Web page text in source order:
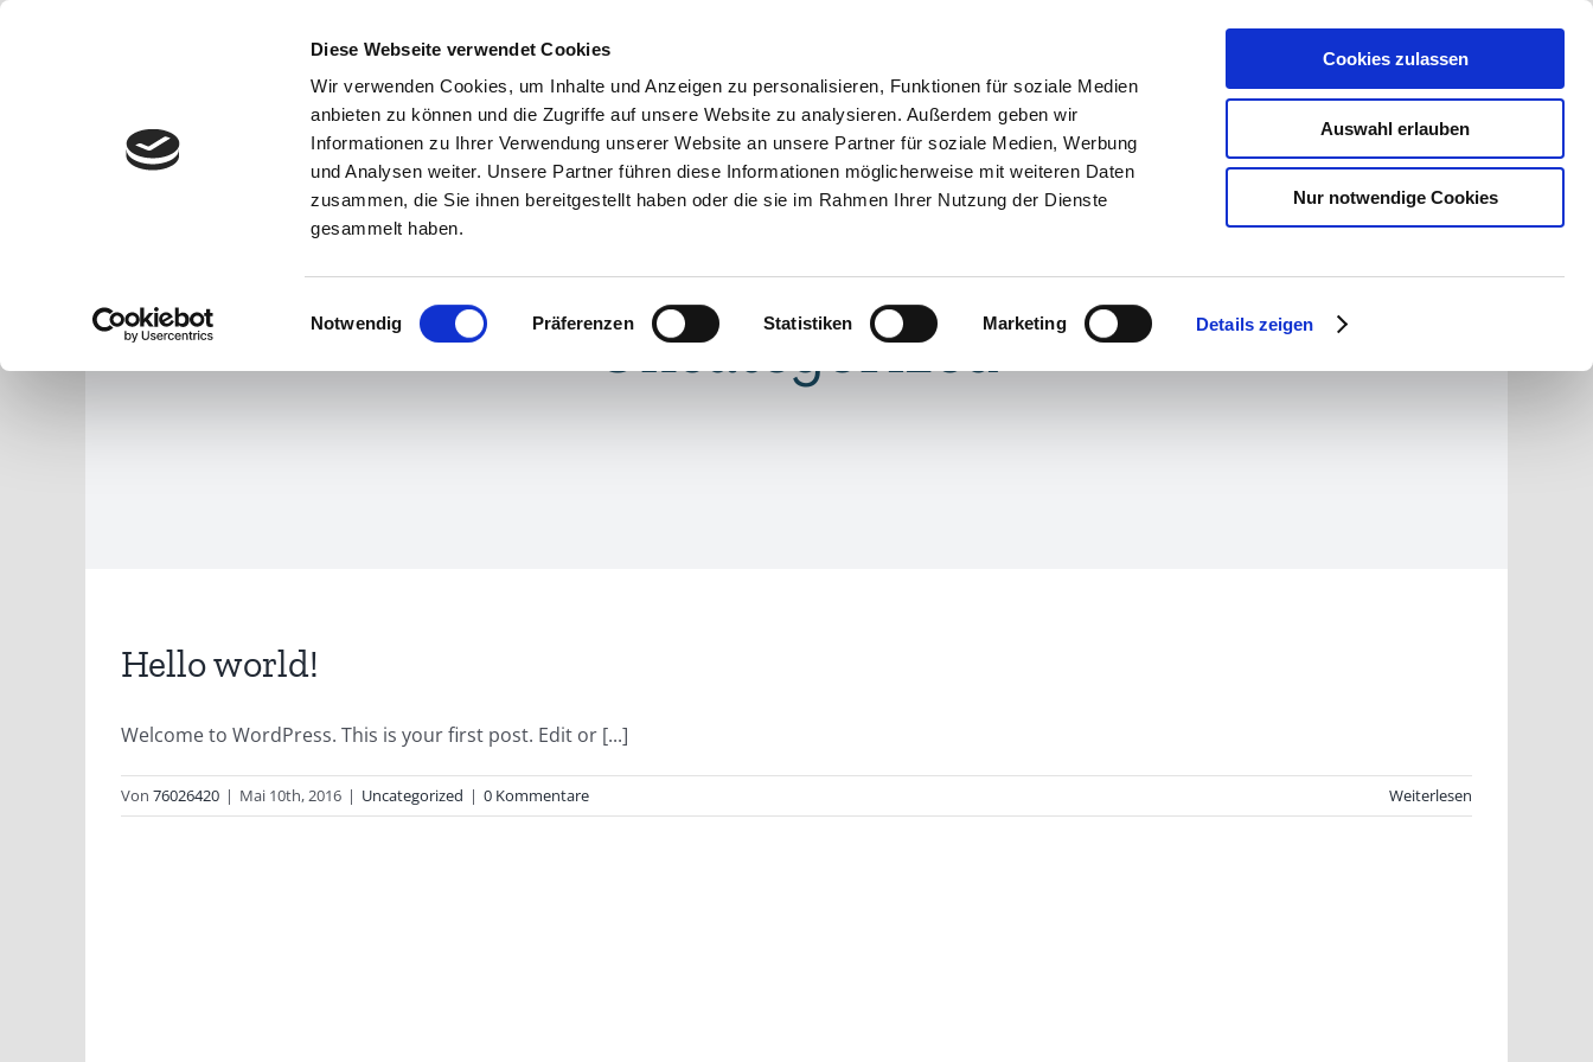
Diese Webseite verwendet Cookies
Wir verwenden Cookies, um Inhalte und Anzeigen zu personalisieren, Funktionen für soziale Medien
anbieten zu können und die Zugriffe auf unsere Website zu analysieren. Außerdem geben wir
Informationen zu Ihrer Verwendung unserer Website an unsere Partner für soziale Medien, Werbung
und Analysen weiter. Unsere Partner führen diese Informationen möglicherweise mit weiteren Daten
zusammen, die Sie ihnen bereitgestellt haben oder die sie im Rahmen Ihrer Nutzung der Dienste
gesammelt haben.
Einwilligungsauswahl
Notwendig Präferenzen Statistiken Marketing Details zeigen
Cookies zulassen
Auswahl erlauben
Nur notwendige Cookies
Startseite Leistungen Notdienste
Uncategorized
Hello world!
Welcome to WordPress. This is your first post. Edit or [...]
Von 76026420 | Mai 10th, 2016 | Uncategorized | 0 Kommentare Weiterlesen